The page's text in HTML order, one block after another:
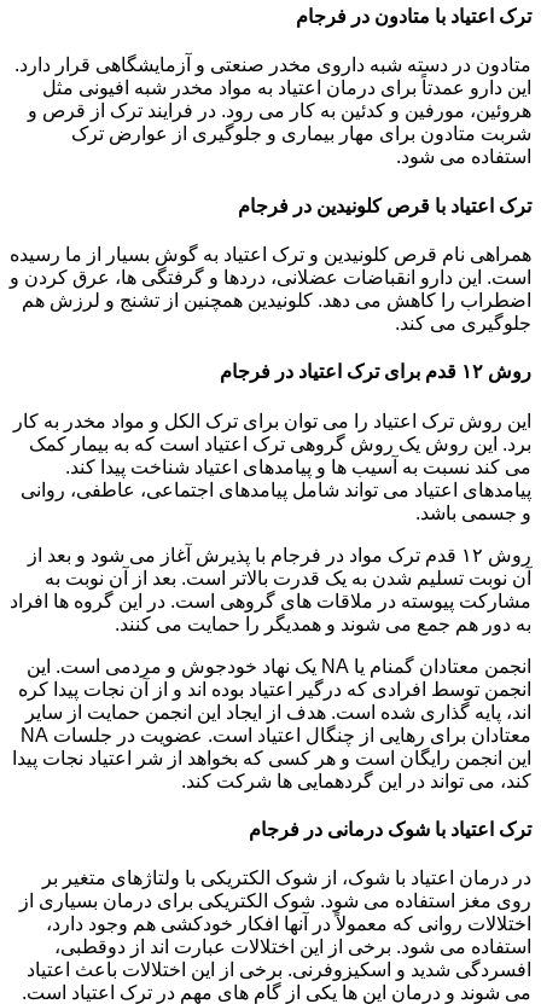
ترک اعتیاد با متادون در فرجام
متادون در دسته شبه داروی مخدر صنعتی و آزمایشگاهی قرار دارد.
این دارو عمدتاً برای درمان اعتیاد به مواد مخدر شبه افیونی مثل
هروئین، مورفین و کدئین به کار می رود. در فرایند ترک از قرص و
شربت متادون برای مهار بیماری و جلوگیری از عوارض ترک
استفاده می شود.
ترک اعتیاد با قرص کلونیدین در فرجام
همراهی نام قرص کلونیدین و ترک اعتیاد به گوش بسیار از ما رسیده
است. این دارو انقباضات عضلانی، دردها و گرفتگی ها، عرق کردن و
اضطراب را کاهش می دهد. کلونیدین همچنین از تشنج و لرزش هم
جلوگیری می کند.
روش ۱۲ قدم برای ترک اعتیاد در فرجام
این روش ترک اعتیاد را می توان برای ترک الکل و مواد مخدر به کار
برد. این روش یک روش گروهی ترک اعتیاد است که به بیمار کمک
می کند نسبت به آسیب ها و پیامدهای اعتیاد شناخت پیدا کند.
پیامدهای اعتیاد می تواند شامل پیامدهای اجتماعی، عاطفی، روانی
و جسمی باشد.
روش ۱۲ قدم ترک مواد در فرجام با پذیرش آغاز می شود و بعد از
آن نوبت تسلیم شدن به یک قدرت بالاتر است. بعد از آن نوبت به
مشارکت پیوسته در ملاقات های گروهی است. در این گروه ها افراد
به دور هم جمع می شوند و همدیگر را حمایت می کنند.
انجمن معتادان گمنام یا NA یک نهاد خودجوش و مردمی است. این
انجمن توسط افرادی که درگیر اعتیاد بوده اند و از آن نجات پیدا کره
اند، پایه گذاری شده است. هدف از ایجاد این انجمن حمایت از سایر
معتادان برای رهایی از چنگال اعتیاد است. عضویت در جلسات NA
این انجمن رایگان است و هر کسی که بخواهد از شر اعتیاد نجات پیدا
کند، می تواند در این گردهمایی ها شرکت کند.
ترک اعتیاد با شوک درمانی در فرجام
در درمان اعتیاد با شوک، از شوک الکتریکی با ولتاژهای متغیر بر
روی مغز استفاده می شود. شوک الکتریکی برای درمان بسیاری از
اختلالات روانی که معمولاً در آنها افکار خودکشی هم وجود دارد،
استفاده می شود. برخی از این اختلالات عبارت اند از دوقطبی،
افسردگی شدید و اسکیزوفرنی. برخی از این اختلالات باعث اعتیاد
می شوند و درمان این ها یکی از گام های مهم در ترک اعتیاد است.